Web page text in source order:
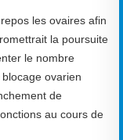
les ovaires afin
la poursuite
le nombre
blocage ovarien
de
au cours de